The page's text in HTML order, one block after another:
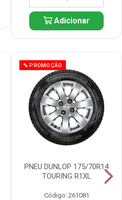
Adicionar
% PROMOÇÃO
PNEU DUNLOP 175/70R14
TOURING R1XL
Código: 261081